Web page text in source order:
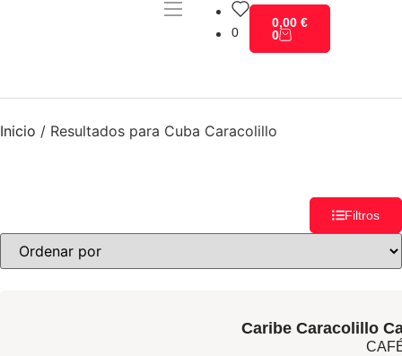
0
0,00€
0
Inicio / Resultados para Cuba Caracolillo
Filtros
Caribe Caracolillo